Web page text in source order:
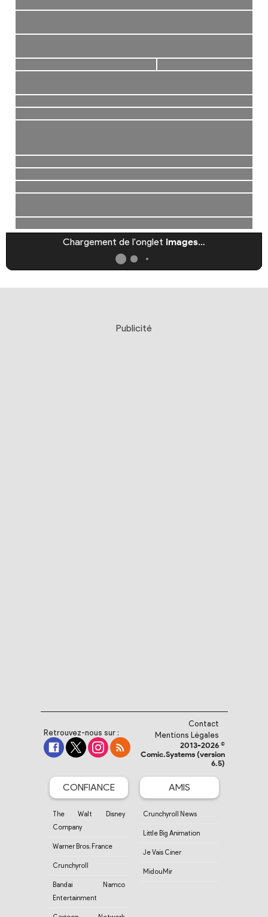
Chargement de l'onglet images…
Publicité
Retrouvez-nous sur :
Contact
Mentions Légales
2013-2026 ©
Comic.Systems (version
6.5)
CONFIANCE
The Walt Disney
Company
Warner Bros. France
Crunchyroll
Bandai Namco
Entertainment
AMIS
Crunchyroll News
Little Big Animation
Je Vais Ciner
MidouMir